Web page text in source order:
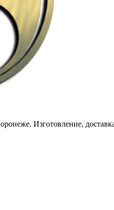
Изготовление,